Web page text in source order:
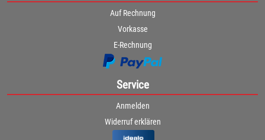
Auf Rechnung
Vorkasse
E-Rechnung
Service
Anmelden
Widerruf erklären